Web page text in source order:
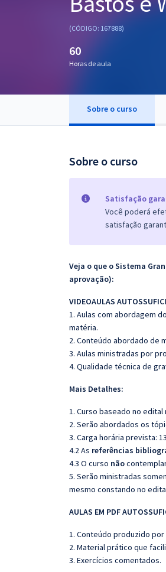
Questões grátis
(CÓDIGO: 167888)
60
Horas de aula
Sobre o curso
Sobre o curso
Satisfação
Você poderá
satisfação
Veja o que o Sistema
aprovação):
VIDEOAULAS
1. Aulas com abordagem
matéria.
2. Conteúdo abordado de
3. Aulas ministradas por
4. Qualidade técnica de
Mais Detalhes:
1. Curso baseado no edital
2. Serão abordados os
3. Carga horária prevista:
4.2 As referências
4.3 O curso não
5. Serão ministradas
mesmo constando no
AULAS EM PDF
1. Conteúdo produzido
2. Material prático que
3. Exercícios comentados.